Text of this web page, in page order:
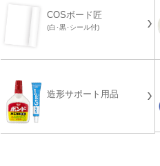
COSボード匠
(白･黒･シール付)
造形サポート用品